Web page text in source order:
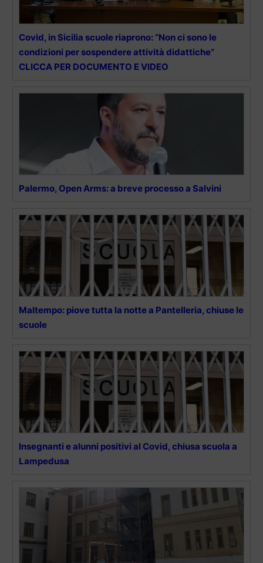
Covid, in Sicilia scuole riaprono: “Non ci sono le
condizioni per sospendere attività didattiche”
CLICCA PER DOCUMENTO E VIDEO
Palermo, Open Arms: a breve processo a Salvini
Maltempo: piove tutta la notte a Pantelleria, chiuse le
scuole
Insegnanti e alunni positivi al Covid, chiusa scuola a
Lampedusa